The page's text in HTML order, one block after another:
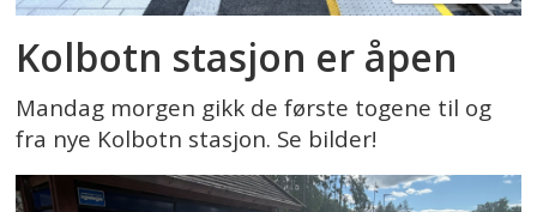
Kolbotn stasjon er åpen
Mandag morgen gikk de første togene til og
fra nye Kolbotn stasjon. Se bilder!